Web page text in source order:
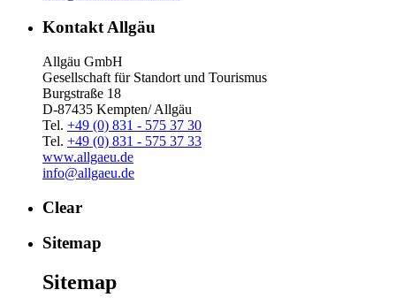
Kontakt Allgäu
Allgäu GmbH
Gesellschaft für Standort und Tourismus
Burgstraße 18
D-87435 Kempten/ Allgäu
Tel. +49 (0) 831 - 575 37 30
Tel. +49 (0) 831 - 575 37 33
www.allgaeu.de
info@allgaeu.de
Clear
Sitemap
Sitemap